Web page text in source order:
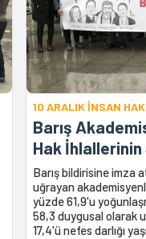
10 ARALIK İNSAN
Barış
Hak İhlallerinin
Barış bildirisine imza
uğrayan
yüzde 61,9'u
58,3 duygusal olarak
17,4'ü nefes darlığı